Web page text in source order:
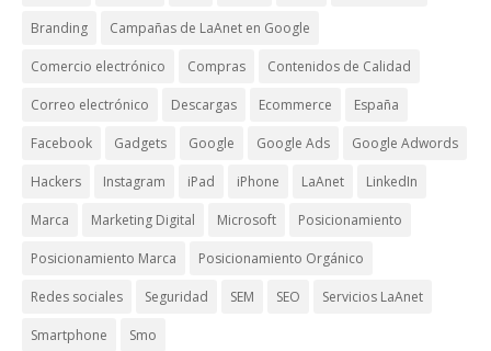
Branding Campañas de LaAnet en Google
Comercio electrónico Compras Contenidos de Calidad
Correo electrónico Descargas Ecommerce España
Facebook Gadgets Google Google Ads Google Adwords
Hackers Instagram iPad iPhone LaAnet LinkedIn
Marca Marketing Digital Microsoft Posicionamiento
Posicionamiento Marca Posicionamiento Orgánico
Redes sociales Seguridad SEM SEO Servicios LaAnet
Smartphone Smo